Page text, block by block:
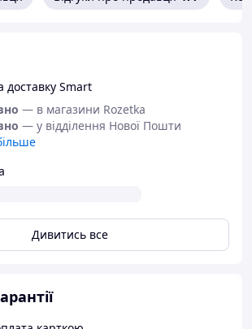
Ultramarine.in.ua
доставку Smart
— в магазини Rozetka
— у відділення Нової Пошти
Дивитись все